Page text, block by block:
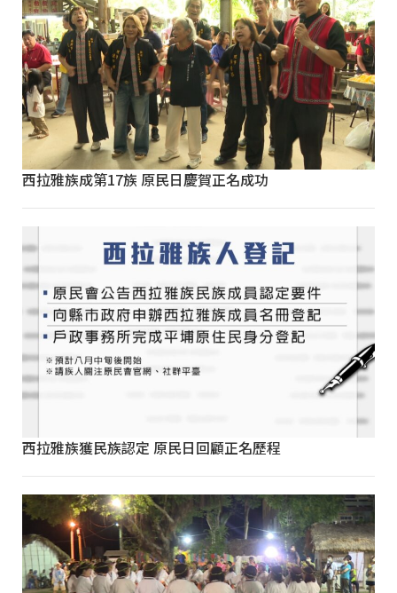
西拉雅族成第17族 原民日慶賀正名成功
西拉雅族獲民族認定 原民日回顧正名歷程